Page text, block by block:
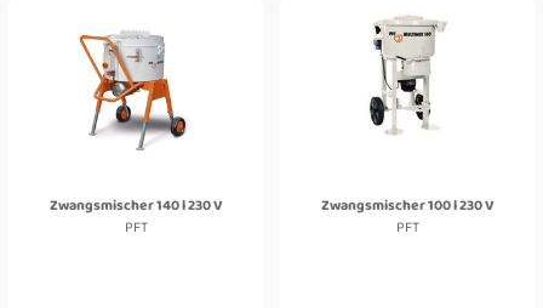
Zwangsmischer 140 l 230 V
PFT
Zwangsmischer 100 l 230 V
PFT